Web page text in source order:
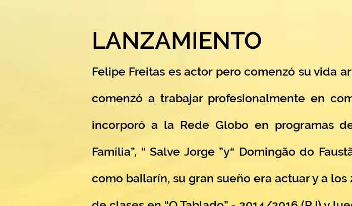
LANZAMIENTO
Felipe Freitas es actor pero comenzó su vida
comenzó a trabajar profesionalmente en
incorporó a la Rede Globo en programas
Família”, “ Salve Jorge ”y“ Domingão do
como bailarín, su gran sueño era actuar y a